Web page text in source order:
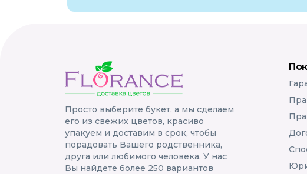
Просто выберите букет, а мы сделаем
его из свежих цветов, красиво
упакуем и доставим в срок, чтобы
порадовать Вашего родственника,
друга или любимого человека. У нас
Вы найдете более 250 вариантов